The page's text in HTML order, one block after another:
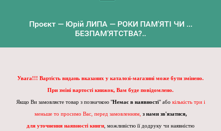
Проєкт — Юрій ЛИПА — РОКИ ПАМ'ЯТІ ЧИ ...
БЕЗПАМ’ЯТСТВА?..
Увага!!! Вартість видань вказаних у каталозі-магазині може бути змінено.
При зміні вартості книжок, Вам буде повідомлено.
Якщо Ви замовляєте товар з позначкою "Немає в наявності" або кількість три і
меньше то просимо Вас, перед замовленням, з нами зв'язатися,
для уточнення наявності книги , можливістю її додруку чи наявністю